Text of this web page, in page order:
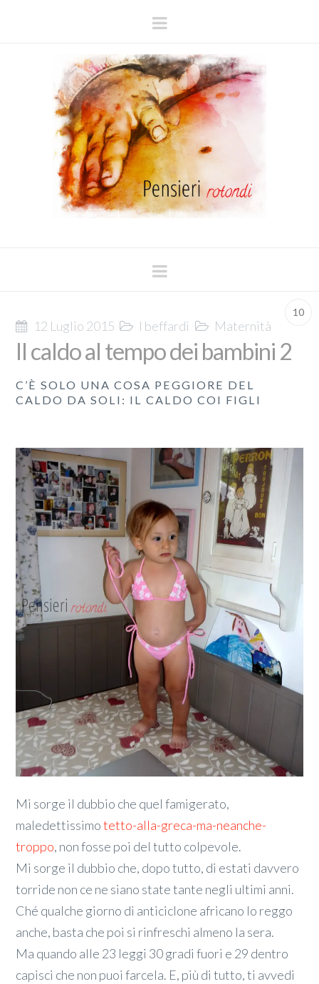
Navigation
Navigation
10
12 Luglio 2015 I beffardi Maternità
Il caldo al tempo dei bambini 2
C’È SOLO UNA COSA PEGGIORE DEL
CALDO DA SOLI: IL CALDO COI FIGLI
Mi sorge il dubbio che quel famigerato,
maledettissimotetto-alla-greca-ma-neanche-
troppo, non fosse poi del tutto colpevole.
Mi sorge il dubbio che, dopo tutto, di estati davvero
torride non ce ne siano state tante negli ultimi anni.
Ché qualche giorno di anticiclone africano lo reggo
anche, basta che poi si rinfreschi almeno la sera.
Ma quando alle 23 leggi 30 gradi fuori e 29 dentro
capisci che non puoi farcela. E, più di tutto, ti avvedi